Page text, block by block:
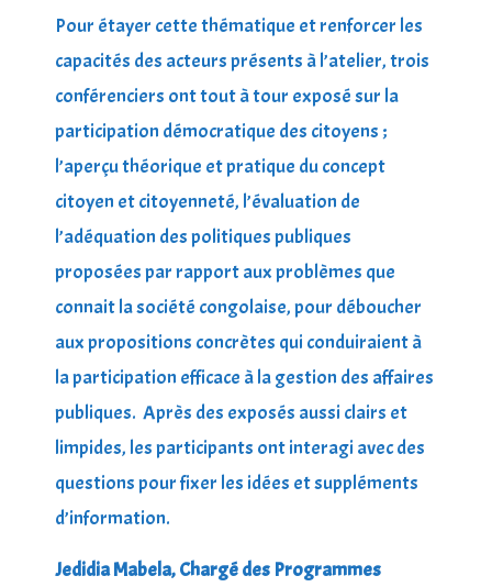
Pour étayer cette thématique et renforcer les
capacités des acteurs présents à l’atelier, trois
conférenciers ont tout à tour exposé sur la
participation démocratique des citoyens ;
l’aperçu théorique et pratique du concept
citoyen et citoyenneté, l’évaluation de
l’adéquation des politiques publiques
proposées par rapport aux problèmes que
connait la société congolaise, pour déboucher
aux propositions concrètes qui conduiraient à
la participation efficace à la gestion des affaires
publiques. Après des exposés aussi clairs et
limpides, les participants ont interagi avec des
questions pour fixer les idées et suppléments
d’information.
Jedidia Mabela, Chargé des Programmes